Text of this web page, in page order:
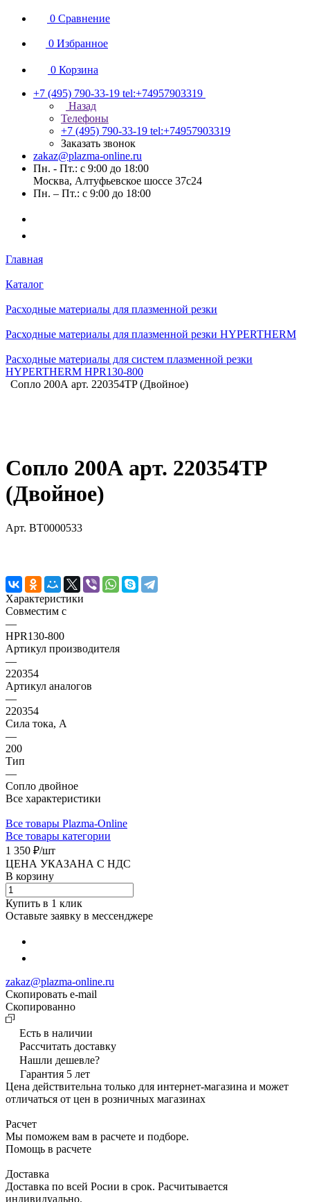
0 Сравнение
0 Избранное
0 Корзина
+7 (495) 790-33-19 tel:+74957903319
Назад
Телефоны
+7 (495) 790-33-19 tel:+74957903319
Заказать звонок
zakaz@plazma-online.ru
Пн. - Пт.: с 9:00 до 18:00
Москва, Алтуфьевское шоссе 37с24
Пн. – Пт.: с 9:00 до 18:00
Главная
Каталог
Расходные материалы для плазменной резки
Расходные материалы для плазменной резки HYPERTHERM
Расходные материалы для систем плазменной резки
HYPERTHERM HPR130-800
Сопло 200А арт. 220354TP (Двойное)
Сопло 200А арт. 220354TP
(Двойное)
Арт. BT0000533
Характеристики
Совместим с
—
HPR130-800
Артикул производителя
—
220354
Артикул аналогов
—
220354
Сила тока, А
—
200
Тип
—
Сопло двойное
Все характеристики
Все товары Plazma-Online
Все товары категории
1 350 ₽/шт
ЦЕНА УКАЗАНА С НДС
В корзину
Купить в 1 клик
Оставьте заявку в мессенджере
zakaz@plazma-online.ru
Скопировать e-mail
Cкопированно
Есть в наличии
Рассчитать доставку
Нашли дешевле?
Гарантия 5 лет
Цена действительна только для интернет-магазина и может
отличаться от цен в розничных магазинах
Расчет
Мы поможем вам в расчете и подборе.
Помощь в расчете
Доставка
Доставка по всей Росии в срок. Расчитывается
индивидуально.